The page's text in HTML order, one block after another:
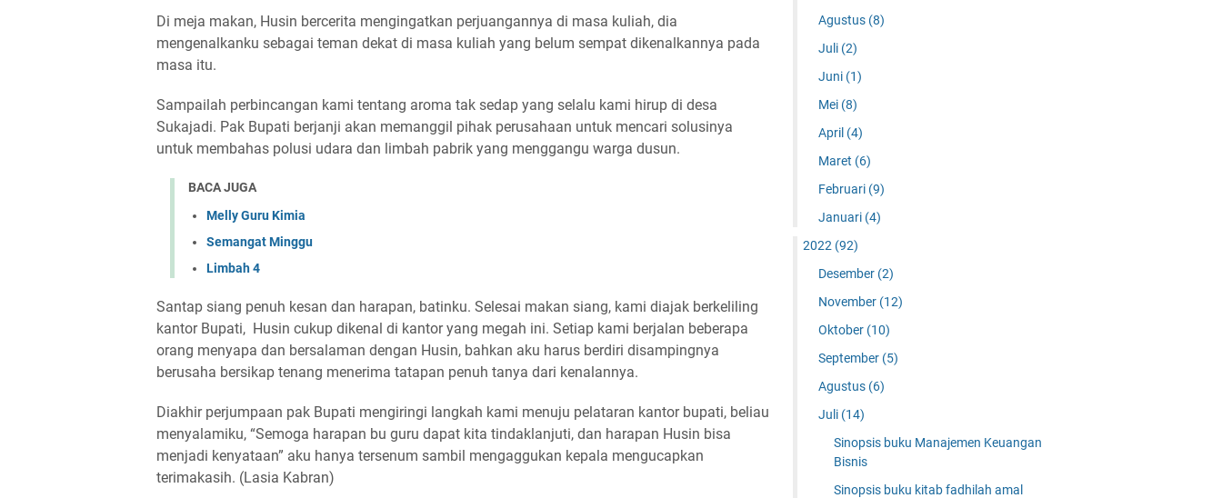
Di meja makan, Husin bercerita mengingatkan perjuangannya di masa kuliah, dia
mengenalkanku sebagai teman dekat di masa kuliah yang belum sempat dikenalkannya pada
masa itu.
Sampailah perbincangan kami tentang aroma tak sedap yang selalu kami hirup di desa
Sukajadi. Pak Bupati berjanji akan memanggil pihak perusahaan untuk mencari solusinya
untuk membahas polusi udara dan limbah pabrik yang menggangu warga dusun.
BACA JUGA
Melly Guru Kimia
Semangat Minggu
Limbah 4
Santap siang penuh kesan dan harapan, batinku. Selesai makan siang, kami diajak berkeliling
kantor Bupati, Husin cukup dikenal di kantor yang megah ini. Setiap kami berjalan beberapa
orang menyapa dan bersalaman dengan Husin, bahkan aku harus berdiri disampingnya
berusaha bersikap tenang menerima tatapan penuh tanya dari kenalannya.
Diakhir perjumpaan pak Bupati mengiringi langkah kami menuju pelataran kantor bupati, beliau
menyalamiku, “Semoga harapan bu guru dapat kita tindaklanjuti, dan harapan Husin bisa
menjadi kenyataan” aku hanya tersenum sambil mengaggukan kepala mengucapkan
terimakasih. (Lasia Kabran)
Agustus (8)
Juli (2)
Juni (1)
Mei (8)
April (4)
Maret (6)
Februari (9)
Januari (4)
2022 (92)
Desember (2)
November (12)
Oktober (10)
September (5)
Agustus (6)
Juli (14)
Sinopsis buku Manajemen Keuangan
Bisnis
Sinopsis buku kitab fadhilah amal